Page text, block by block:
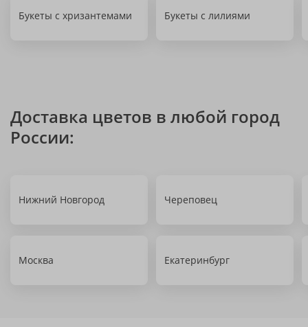
Букеты с хризантемами Букеты с лилиями
Доставка цветов в любой город
России:
Нижний Новгород Череповец
Москва Екатеринбург